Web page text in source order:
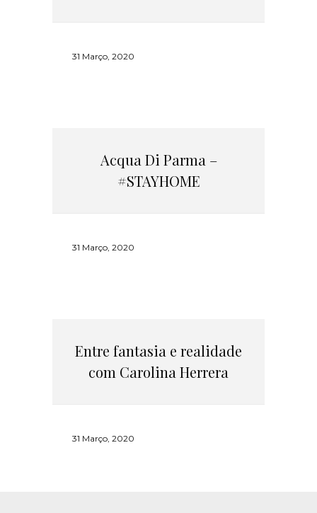
31 Março, 2020
Acqua Di Parma –
#STAYHOME
31 Março, 2020
Entre fantasia e realidade
com Carolina Herrera
31 Março, 2020